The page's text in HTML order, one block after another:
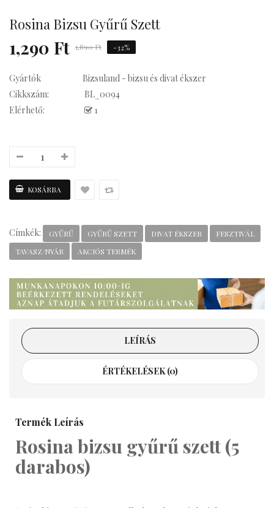
Statement
Rosina Bizsu Gyűrű Szett
1,290 Ft 1,890 Ft -32%
Gyártók
Bizsuland - bizsu és divat ékszer
Cikkszám:
BL_0094
Elérhető:
1
Címkék: GYŰRŰ GYŰRŰ SZETT DIVAT ÉKSZER
FESZTIVÁL
TAVASZ/NYÁR
AKCIÓS TERMÉK
LEÍRÁS
ÉRTÉKELÉSEK (0)
Termék Leírás
Rosina bizsu gyűrű szett (5
darabos)